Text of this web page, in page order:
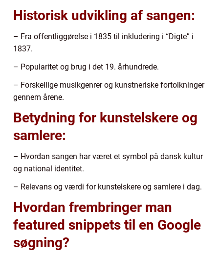
Historisk udvikling af sangen:
– Fra offentliggørelse i 1835 til inkludering i “Digte” i
1837.
– Popularitet og brug i det 19. århundrede.
– Forskellige musikgenrer og kunstneriske fortolkninger
gennem årene.
Betydning for kunstelskere og
samlere:
– Hvordan sangen har været et symbol på dansk kultur
og national identitet.
– Relevans og værdi for kunstelskere og samlere i dag.
Hvordan frembringer man
featured snippets til en Google
søgning?